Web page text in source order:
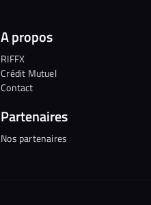
A propos
RIFFX
Crédit Mutuel
Contact
Partenaires
Nos partenaires